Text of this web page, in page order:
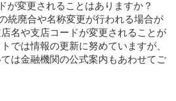
が変更されることはありますか？
統廃合や名称変更が行われる場合が
名や支店コードが変更されることが
では情報の更新に努めていますが、
は金融機関の公式案内もあわせてご